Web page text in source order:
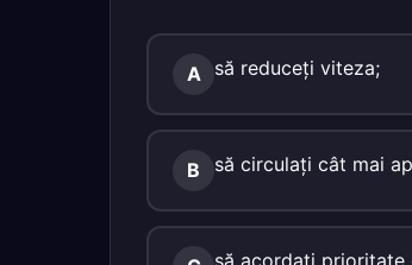
A să reduceţi viteza;
B să circulaţi cât mai
să acordaţi prioritate